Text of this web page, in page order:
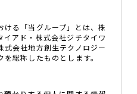
る「当グループ」とは、株
アド・株式会社ジチタイワ
会社地方創生テクノロジー
総称したものとします。